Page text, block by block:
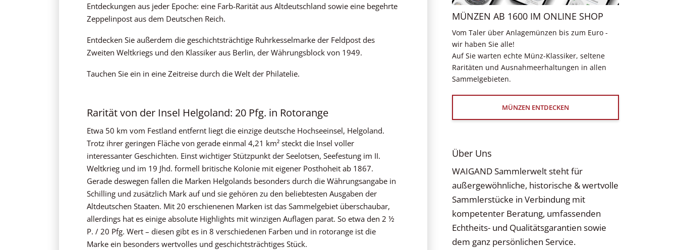
Entdeckungen aus jeder Epoche: eine Farb-Rarität aus Altdeutschland sowie eine begehrte
Zeppelinpost aus dem Deutschen Reich.
Entdecken Sie außerdem die geschichtsträchtige Ruhrkesselmarke der Feldpost des
Zweiten Weltkriegs und den Klassiker aus Berlin, der Währungsblock von 1949.
Tauchen Sie ein in eine Zeitreise durch die Welt der Philatelie.
Rarität von der Insel Helgoland: 20 Pfg. in Rotorange
Etwa 50 km vom Festland entfernt liegt die einzige deutsche Hochseeinsel, Helgoland.
Trotz ihrer geringen Fläche von gerade einmal 4,21 km² steckt die Insel voller
interessanter Geschichten. Einst wichtiger Stützpunkt der Seelotsen, Seefestung im II.
Weltkrieg und im 19 Jhd. formell britische Kolonie mit eigener Posthoheit ab 1867.
Gerade deswegen fallen die Marken Helgolands besonders durch die Währungsangabe in
Schilling und zusätzlich Mark auf und sie gehören zu den beliebtesten Ausgaben der
Altdeutschen Staaten. Mit 20 erschienenen Marken ist das Sammelgebiet überschaubar,
allerdings hat es einige absolute Highlights mit winzigen Auflagen parat. So etwa den 2 ½
P. / 20 Pfg. Wert – diesen gibt es in 8 verschiedenen Farben und in rotorange ist die
Marke ein besonders wertvolles und geschichtsträchtiges Stück.
MÜNZEN AB 1600 IM ONLINE SHOP
Vom Taler über Anlagemünzen bis zum Euro -
wir haben Sie alle!
Auf Sie warten echte Münz-Klassiker, seltene
Raritäten und Ausnahmeerhaltungen in allen
Sammelgebieten.
MÜNZEN ENTDECKEN
Über Uns
WAIGAND Sammlerwelt steht für
außergewöhnliche, historische & wertvolle
Sammlerstücke in Verbindung mit
kompetenter Beratung, umfassenden
Echtheits- und Qualitätsgarantien sowie
dem ganz persönlichen Service.